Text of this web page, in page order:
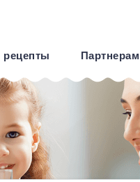
Партнерам